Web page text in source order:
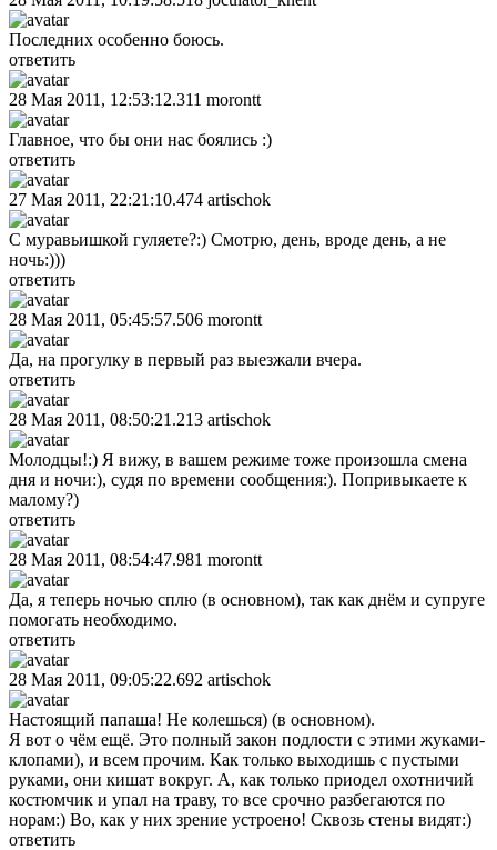
Последних особенно боюсь.
ответить
28 Мая 2011, 12:53:12.311 morontt
Главное, что бы они нас боялись :)
ответить
27 Мая 2011, 22:21:10.474 artischok
С муравьишкой гуляете?:) Смотрю, день, вроде день, а не
ночь:)))
ответить
28 Мая 2011, 05:45:57.506 morontt
Да, на прогулку в первый раз выезжали вчера.
ответить
28 Мая 2011, 08:50:21.213 artischok
Молодцы!:) Я вижу, в вашем режиме тоже произошла смена
дня и ночи:), судя по времени сообщения:). Попривыкаете к
малому?)
ответить
28 Мая 2011, 08:54:47.981 morontt
Да, я теперь ночью сплю (в основном), так как днём и супруге
помогать необходимо.
ответить
28 Мая 2011, 09:05:22.692 artischok
Настоящий папаша! Не колешься) (в основном).
Я вот о чём ещё. Это полный закон подлости с этими жуками-
клопами), и всем прочим. Как только выходишь с пустыми
руками, они кишат вокруг. А, как только приодел охотничий
костюмчик и упал на траву, то все срочно разбегаются по
норам:) Во, как у них зрение устроено! Сквозь стены видят:)
ответить